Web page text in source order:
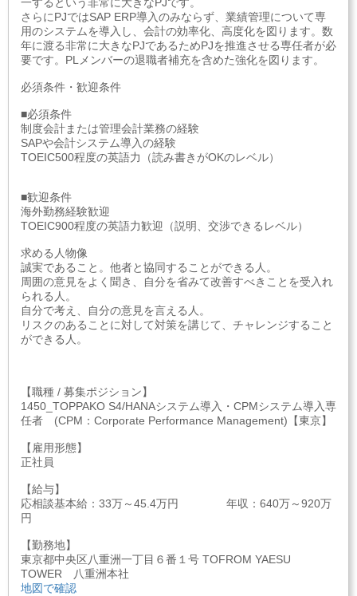
さらにPJではSAP ERP導入のみならず、業績管理について専
用のシステムを導入し、会計の効率化、高度化を図ります。数
年に渡る非常に大きなPJであるためPJを推進させる専任者が必
要です。PLメンバーの退職者補充を含めた強化を図ります。
必須条件・歓迎条件
■必須条件
制度会計または管理会計業務の経験
SAPや会計システム導入の経験
TOEIC500程度の英語力（読み書きがOKのレベル）
■歓迎条件
海外勤務経験歓迎
TOEIC900程度の英語力歓迎（説明、交渉できるレベル）
求める人物像
誠実であること。他者と協同することができる人。
周囲の意見をよく聞き、自分を省みて改善すべきことを受入れ
られる人。
自分で考え、自分の意見を言える人。
リスクのあることに対して対策を講じて、チャレンジすること
ができる人。
【職種 / 募集ポジション】
1450_TOPPAKO S4/HANAシステム導入・CPMシステム導入専
任者 (CPM：Corporate Performance Management)【東京】
【雇用形態】
正社員
【給与】
応相談基本給：33万～45.4万円 年収：640万～920万
円
【勤務地】
東京都中央区八重洲一丁目６番１号 TOFROM YAESU
TOWER 八重洲本社
地図で確認